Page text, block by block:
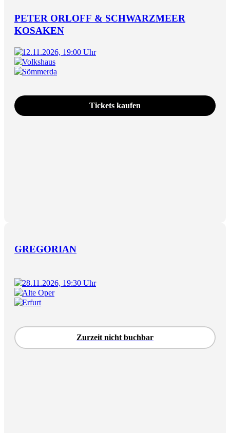
PETER ORLOFF & SCHWARZMEER
KOSAKEN
12.11.2026, 19:00 Uhr
Volkshaus
Sömmerda
Tickets kaufen
GREGORIAN
28.11.2026, 19:30 Uhr
Alte Oper
Erfurt
Zurzeit nicht buchbar